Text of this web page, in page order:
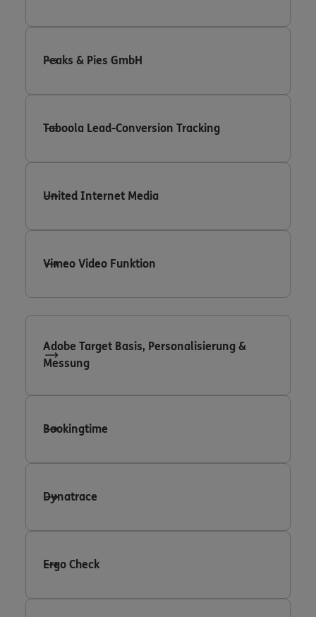
Peaks & Pies GmbH
Taboola Lead-Conversion Tracking
United Internet Media
Vimeo Video Funktion
Adobe Target Basis, Personalisierung &
Messung
Bookingtime
Dynatrace
Ergo Check